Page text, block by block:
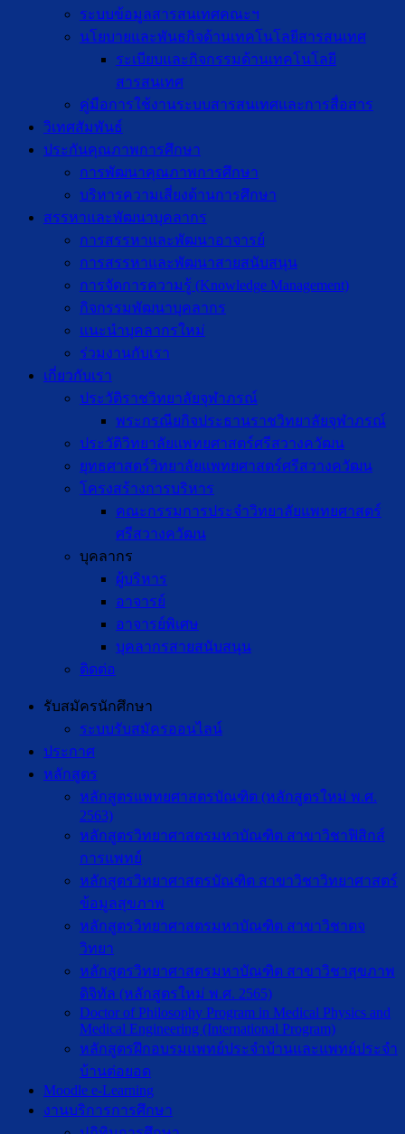
ระบบข้อมูลสารสนเทศคณะฯ
นโยบายและพันธกิจด้านเทคโนโลยีสารสนเทศ
ระเบียบและกิจกรรมด้านเทคโนโลยี
สารสนเทศ
คู่มือการใช้งานระบบสารสนเทศและการสื่อสาร
วิเทศสัมพันธ์
ประกันคุณภาพการศึกษา
การพัฒนาคุณภาพการศึกษา
บริหารความเสี่ยงด้านการศึกษา
สรรหาและพัฒนาบุคลากร
การสรรหาและพัฒนาอาจารย์
การสรรหาและพัฒนาสายสนับสนุน
การจัดการความรู้ (Knowledge Management)
กิจกรรมพัฒนาบุคลากร
แนะนำบุคลากรใหม่
ร่วมงานกับเรา
เกี่ยวกับเรา
ประวัติราชวิทยาลัยจุฬาภรณ์
พระกรณียกิจประธานราชวิทยาลัยจุฬาภรณ์
ประวัติวิทยาลัยแพทยศาสตร์ศรีสวางควัฒน
ยุทธศาสตร์วิทยาลัยแพทยศาสตร์ศรีสวางควัฒน
โครงสร้างการบริหาร
คณะกรรมการประจำวิทยาลัยแพทยศาสตร์
ศรีสวางควัฒน
บุคลากร
ผู้บริหาร
อาจารย์
อาจารย์พิเศษ
บุคลากรสายสนับสนุน
ติดต่อ
รับสมัครนักศึกษา
ระบบรับสมัครออนไลน์
ประกาศ
หลักสูตร
หลักสูตรแพทยศาสตรบัณฑิต (หลักสูตรใหม่ พ.ศ.
2563)
หลักสูตรวิทยาศาสตรมหาบัณฑิต สาขาวิชาฟิสิกส์
การแพทย์
หลักสูตรวิทยาศาสตรบัณฑิต สาขาวิชาวิทยาศาสตร์
ข้อมูลสุขภาพ
หลักสูตรวิทยาศาสตรมหาบัณฑิต สาขาวิชาตจ
วิทยา
หลักสูตรวิทยาศาสตรมหาบัณฑิต สาขาวิชาสุขภาพ
ดิจิทัล (หลักสูตรใหม่ พ.ศ. 2565)
Doctor of Philosophy Program in Medical Physics and
Medical Engineering (International Program)
หลักสูตรฝึกอบรมแพทย์ประจำบ้านและแพทย์ประจำ
บ้านต่อยอด
Moodle e-Learning
งานบริการการศึกษา